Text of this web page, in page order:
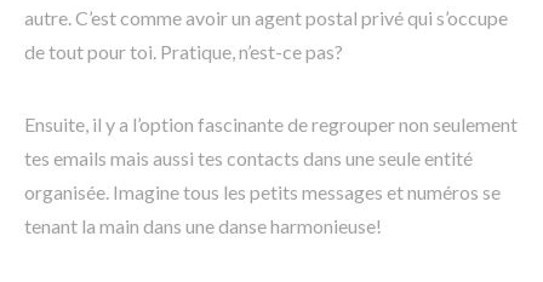
autre. C’est comme avoir un agent postal privé qui s’occupe
de tout pour toi. Pratique, n’est-ce pas?
Ensuite, il y a l’option fascinante de regrouper non seulement
tes emails mais aussi tes contacts dans une seule entité
organisée. Imagine tous les petits messages et numéros se
tenant la main dans une danse harmonieuse!